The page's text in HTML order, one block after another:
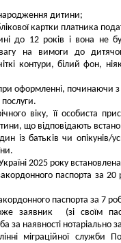
дитини;
картки платника
до 12 років і вона не
на вимоги до
контури, білий фон,
оформленні, починаючи з
віку, її особиста
що відповідають
із батьків чи опікунів/
2025 року
паспорта за
паспорта за 7
заявник (зі своїм
наявності нотаріально
міграційної служби